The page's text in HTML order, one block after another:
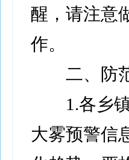
醒，请注意
作。
二、防范
1.各乡镇(
大雾预警信